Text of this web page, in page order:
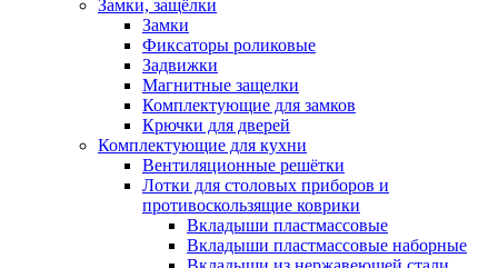
Замки, защёлки
Замки
Фиксаторы роликовые
Задвижки
Магнитные защелки
Комплектующие для замков
Крючки для дверей
Комплектующие для кухни
Вентиляционные решётки
Лотки для столовых приборов и
противоскользящие коврики
Вкладыши пластмассовые
Вкладыши пластмассовые наборные